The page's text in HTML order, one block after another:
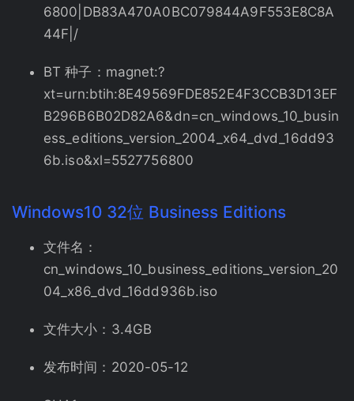
6800|DB83A470A0BC079844A9F553E8C8A
44F|/
BT 种子：magnet:?
xt=urn:btih:8E49569FDE852E4F3CCB3D13EF
B296B6B02D82A6&dn=cn_windows_10_busin
ess_editions_version_2004_x64_dvd_16dd93
6b.iso&xl=5527756800
Windows10 32位 Business Editions
文件名：
cn_windows_10_business_editions_version_20
04_x86_dvd_16dd936b.iso
文件大小：3.4GB
发布时间：2020-05-12